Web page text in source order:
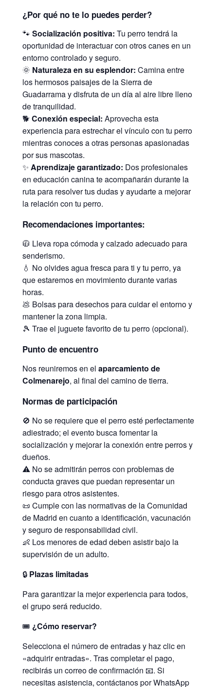
¿Por qué no te lo puedes perder?
🐾Socialización positiva: Tu perro tendrá la
oportunidad de interactuar con otros canes en un
entorno controlado y seguro.
🌞 Naturaleza en su esplendor: Camina entre
los hermosos paisajes de la Sierra de
Guadarrama y disfruta de un día al aire libre lleno
de tranquilidad.
🐕Conexión especial: Aprovecha esta
experiencia para estrechar el vínculo con tu perro
mientras conoces a otras personas apasionadas
por sus mascotas.
✨Aprendizaje garantizado: Dos profesionales
en educación canina te acompañarán durante la
ruta para resolver tus dudas y ayudarte a mejorar
la relación con tu perro.
Recomendaciones importantes:
🧥 Lleva ropa cómoda y calzado adecuado para
senderismo.
💧 No olvides agua fresca para ti y tu perro, ya
que estaremos en movimiento durante varias
horas.
💩 Bolsas para desechos para cuidar el entorno y
mantener la zona limpia.
🎾 Trae el juguete favorito de tu perro (opcional).
Punto de encuentro
Nos reuniremos en elaparcamiento de
Colmenarejo, al final del camino de tierra.
Normas de participación
🚫 No se requiere que el perro esté perfectamente
adiestrado; el evento busca fomentar la
socialización y mejorar la conexión entre perros y
dueños.
⚠️ No se admitirán perros con problemas de
conducta graves que puedan representar un
riesgo para otros asistentes.
📜 Cumple con las normativas de la Comunidad
de Madrid en cuanto a identificación, vacunación
y seguro de responsabilidad civil.
👶 Los menores de edad deben asistir bajo la
supervisión de un adulto.
🔒 Plazas limitadas
Para garantizar la mejor experiencia para todos,
el grupo será reducido.
🎟️ ¿Cómo reservar?
Selecciona el número de entradas y haz clic en
«adquirir entradas». Tras completar el pago,
recibirás un correo de confirmación 📧. Si
necesitas asistencia, contáctanos por WhatsApp